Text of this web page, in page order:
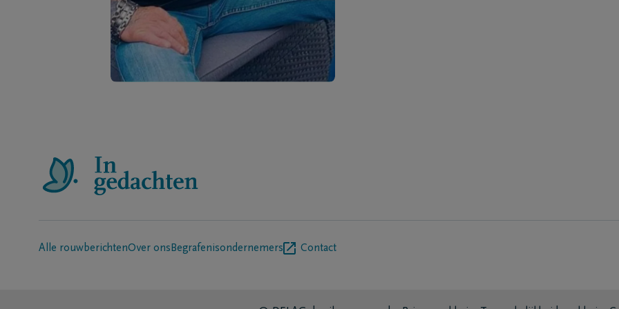
Alle rouwberichtenOver onsBegrafenisondernemers Contact